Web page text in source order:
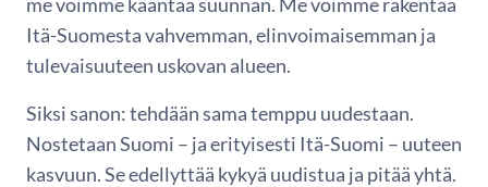
Itä-Suomesta vahvemman, elinvoimaisemman ja
tulevaisuuteen uskovan alueen.
Siksi sanon: tehdään sama temppu uudestaan.
Nostetaan Suomi – ja erityisesti Itä-Suomi – uuteen
kasvuun. Se edellyttää kykyä uudistua ja pitää yhtä.